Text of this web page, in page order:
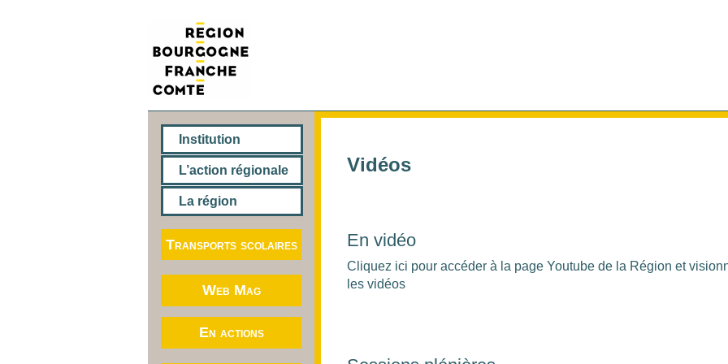
Institution
L’action régionale
La région
Transports scolaires
Web Mag
En actions
Vidéos
En vidéo
Cliquez ici pour accéder à la page Youtube de la Région et
les vidéos